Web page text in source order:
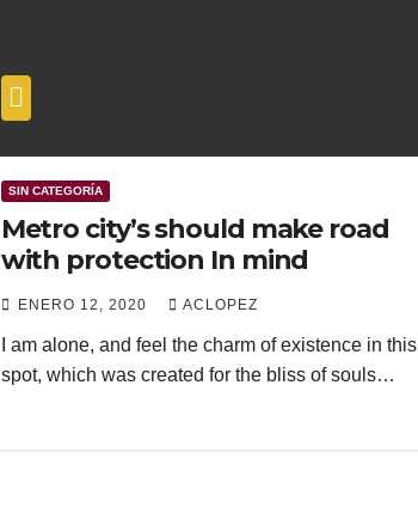
SIN CATEGORÍA
Metro city’s should make road
with protection In mind
ENERO 12, 2020 ACLOPEZ
I am alone, and feel the charm of existence in this
spot, which was created for the bliss of souls…